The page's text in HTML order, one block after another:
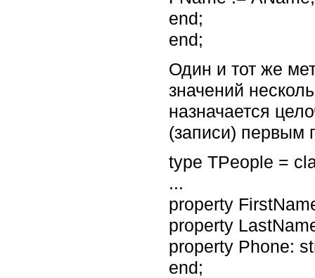
end;
end;
Один и тот же
значений
назначается
(записи) первым
type TPeople =
...
property
property
property Phone:
end;